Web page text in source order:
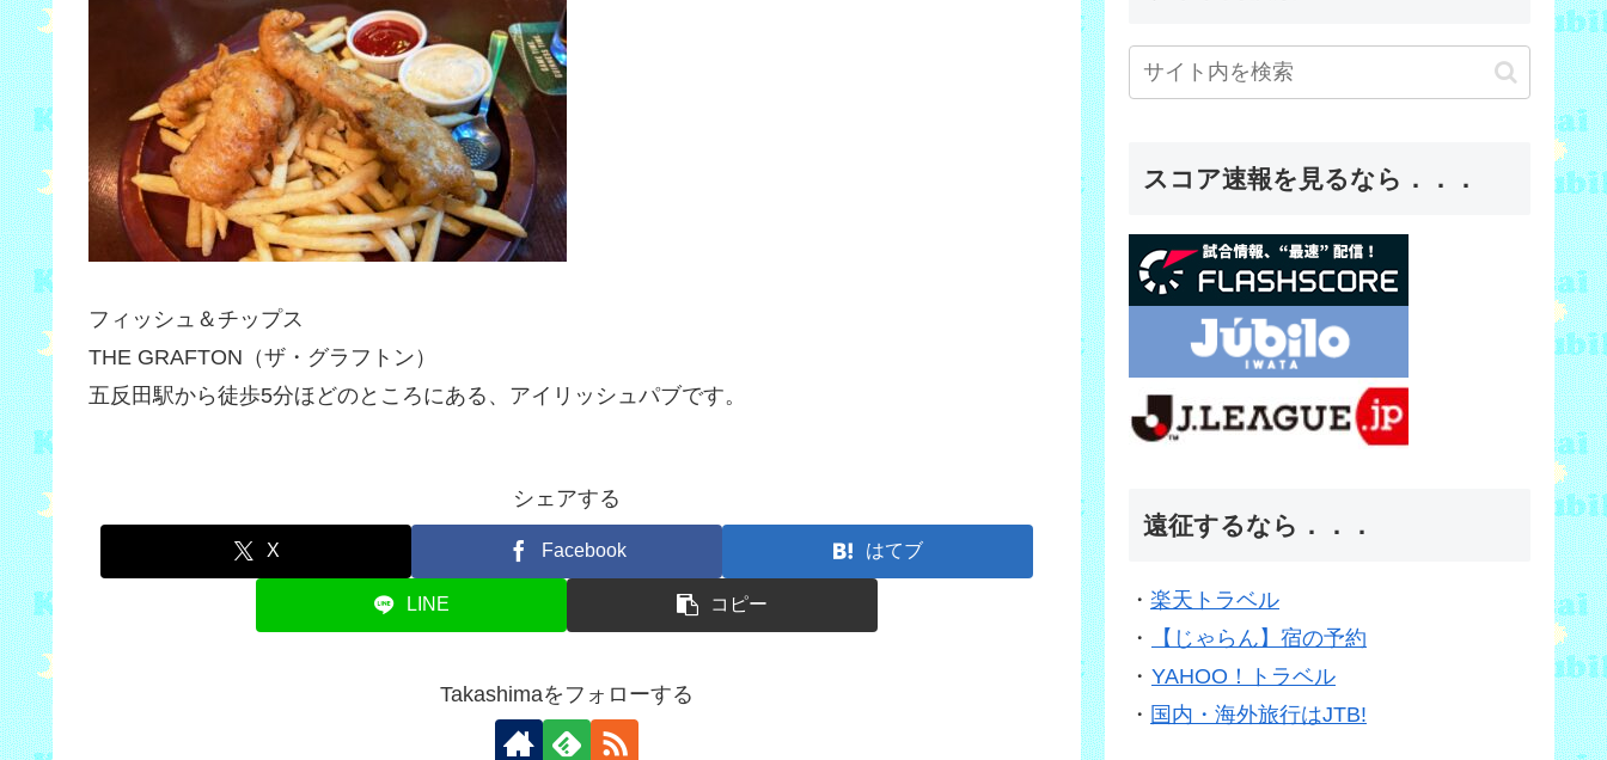
フィッシュ＆チップス
THE GRAFTON（ザ・グラフトン）
五反田駅から徒歩5分ほどのところにある、アイリッシュパブです。
シェアする
X Facebook はてブ
LINE コピー
Takashimaをフォローする
スコア速報を見るなら．．．
遠征するなら．．．
・ 楽天トラベル
・
【じゃらん】宿の予約
・ YAHOO！トラベル
・ 国内・海外旅行はJTB!